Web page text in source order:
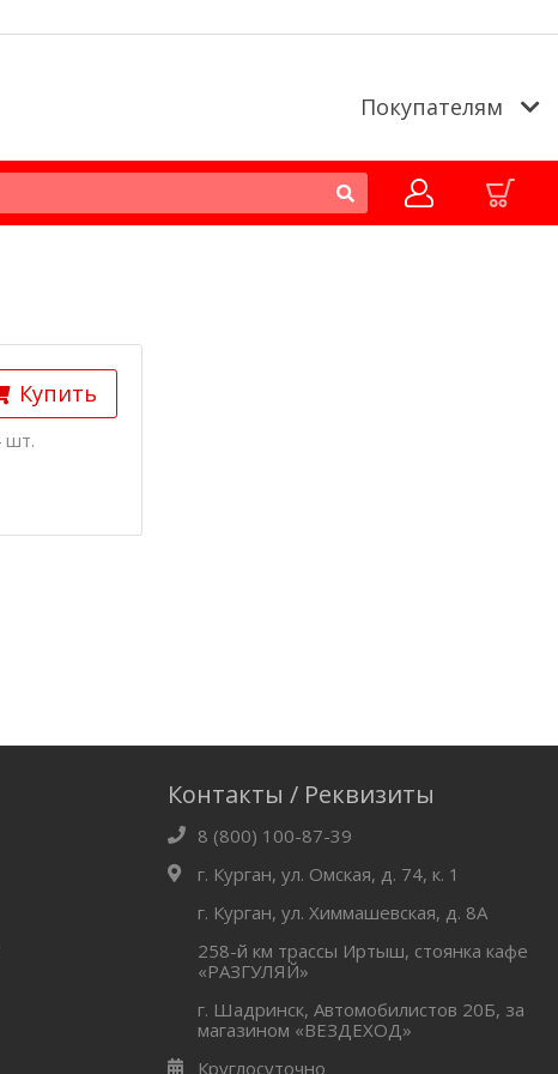
Покупателям
Купить
шт.
Контакты / Реквизиты
8 (800) 100-87-39
г. Курган, ул. Омская, д. 74, к. 1
г. Курган, ул. Химмашевская, д. 8А
258-й км трассы Иртыш, стоянка кафе
«РАЗГУЛЯЙ»
г. Шадринск, Автомобилистов 20Б, за
магазином «ВЕЗДЕХОД»
Круглосуточно